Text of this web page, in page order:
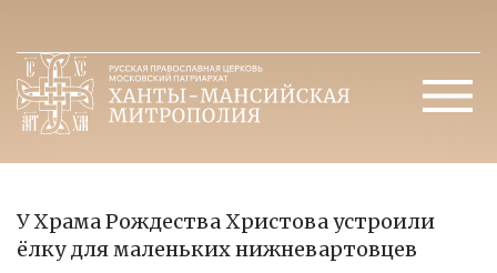
У Храма Рождества Христова устроили
ёлку для маленьких нижневартовцев